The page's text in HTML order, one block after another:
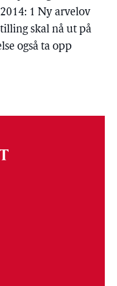
1 Ny arvelov
skal nå ut på
også ta opp